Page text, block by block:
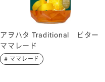
# レモン
アヲハタ Traditional ビター
ママレード
# ママレード